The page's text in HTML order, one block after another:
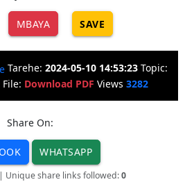
MBAYA SAVE
Tarehe: 2024-05-10 14:53:23 Topic:
File: Download PDF Views 3282
Share On:
WHATSAPP
share links followed:0